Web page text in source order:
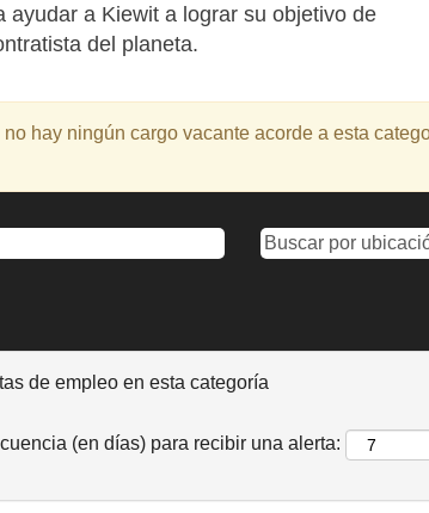
ayudar a Kiewit a lograr su objetivo de
del planeta.
no hay ningún cargo vacante acorde a esta
de empleo en esta categoría
(en días) para recibir una alerta: